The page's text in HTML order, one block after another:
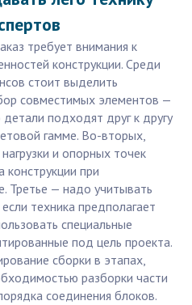
требует внимания к
конструкции. Среди
стоит выделить
совместимых элементов —
подходят друг к другу
гамме. Во-вторых,
и опорных точек
конструкции при
Третье — надо учитывать
техника предполагает
специальные
под цель проекта.
сборки в этапах,
разборки части
соединения блоков.